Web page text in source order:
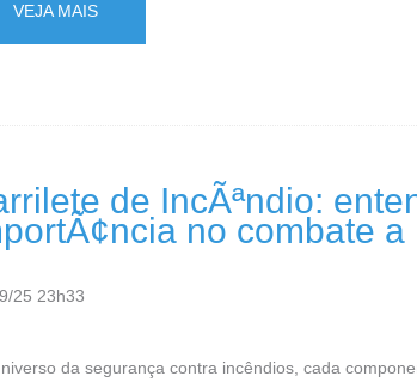
VEJA MAIS
de IncÃªndio:
no combate a
25 23h33
da segurança contra incêndios, cada